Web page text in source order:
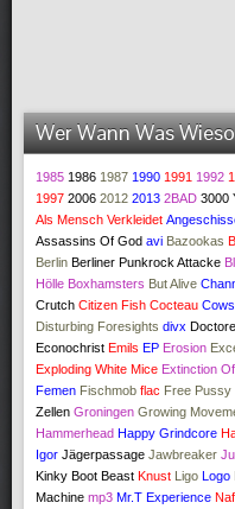
Wer Wann Was
1985 1986 1987 1990 1991 1992
1997 2006 2012 2013 2BAD 3000
Als Mensch Verkleidet
Assassins Of God avi Bazookas
Berlin Berliner Punkrock Attacke
Hölle Boxhamsters But Alive
Crutch Citizen Fish Cocteau Cows
Disturbing Foresights divx
Econochrist Emils EP Erosion
Exploding White Mice Extinction
Femen Fischmob flac Free Pussy
Zellen Groningen Growing
Hammerhead Happy Grindcore
Igor Jägerpassage Jawbreaker
Kinky Boot Beast Knust Ligo Logo
Machine mp3 Mr.T Experience